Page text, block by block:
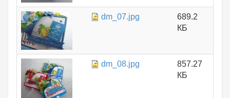
dm_07.jpg
689.2
КБ
dm_08.jpg
857.27
КБ